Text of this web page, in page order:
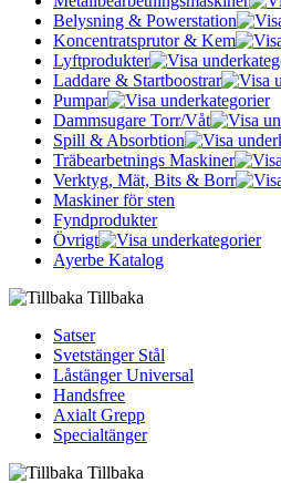
Belysning & Powerstation
Koncentratsprutor & Kem
Lyftprodukter
Laddare & Startboostrar
Pumpar
Dammsugare Torr/Våt
Spill & Absorbtion
Träbearbetnings Maskiner
Verktyg, Mät, Bits & Borr
Maskiner för sten
Fyndprodukter
Övrigt
Ayerbe Katalog
Tillbaka
Satser
Svetstänger Stål
Låstänger Universal
Handsfree
Axialt Grepp
Specialtänger
Tillbaka